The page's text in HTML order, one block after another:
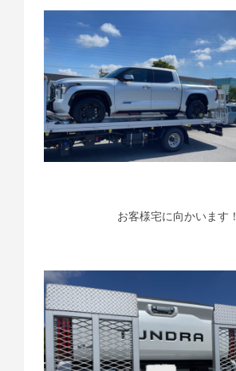
お客様宅に向かいます！